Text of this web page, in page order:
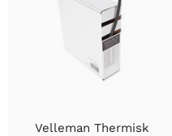
Velleman Thermisk